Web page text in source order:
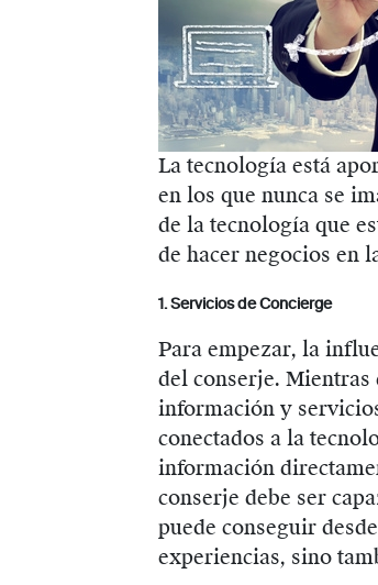
La tecnología está
en los que nunca se
de la tecnología que
de hacer negocios en
1. Servicios de Concierge
Para empezar, la
del conserje.
información y
conectados a la
información
conserje debe ser
puede conseguir
experiencias, sino